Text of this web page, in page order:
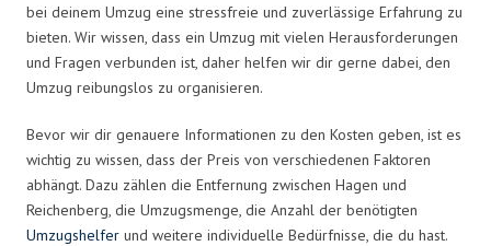
bei deinem Umzug eine stressfreie und zuverlässige Erfahrung zu
bieten. Wir wissen, dass ein Umzug mit vielen Herausforderungen
und Fragen verbunden ist, daher helfen wir dir gerne dabei, den
Umzug reibungslos zu organisieren.
Bevor wir dir genauere Informationen zu den Kosten geben, ist es
wichtig zu wissen, dass der Preis von verschiedenen Faktoren
abhängt. Dazu zählen die Entfernung zwischen Hagen und
Reichenberg, die Umzugsmenge, die Anzahl der benötigten
Umzugshelfer und weitere individuelle Bedürfnisse, die du hast.